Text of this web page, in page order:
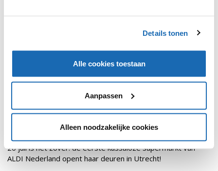
Details tonen
Alle cookies toestaan
Aanpassen
Alleen noodzakelijke cookies
EEN BEZOEK AAN DE EERSTE KASSALOZE WINKEL VAN
RETAIL OUTLOOK 18 JULI 2022 1734
20 juli is het zover: de eerste kassaloze supermarkt van
ALDI Nederland opent haar deuren in Utrecht!